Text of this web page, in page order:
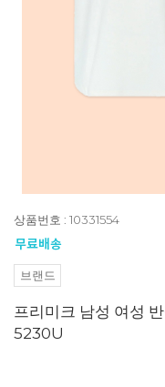
상품번호 : 10331554
브랜드
프리미크 남성 여성
5230U